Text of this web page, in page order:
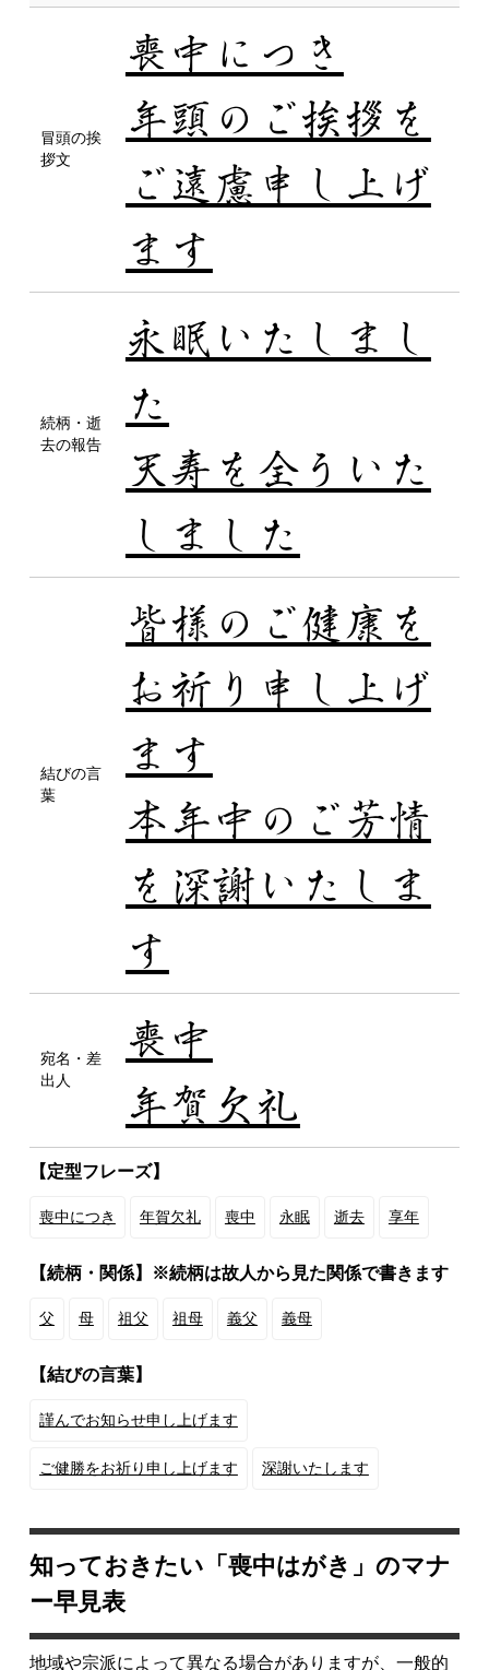
冒頭の挨
拶文
喪中につき
年頭のご挨拶を
ご遠慮申し上げ
ます
続柄・逝
去の報告
永眠いたしまし
た
天寿を全ういた
しました
結びの言
葉
皆様のご健康を
お祈り申し上げ
ます
本年中のご芳情
を深謝いたしま
す
宛名・差
出人
喪中
年賀欠礼
【定型フレーズ】
喪中につき 年賀欠礼 喪中 永眠 逝去 享年
【続柄・関係】 ※続柄は故人から見た関係で書きます
父 母 祖父 祖母 義父 義母
【結びの言葉】
謹んでお知らせ申し上げます
ご健勝をお祈り申し上げます 深謝いたします
知っておきたい「喪中はがき」のマナ
ー早見表
地域や宗派によって異なる場合がありますが、一般的